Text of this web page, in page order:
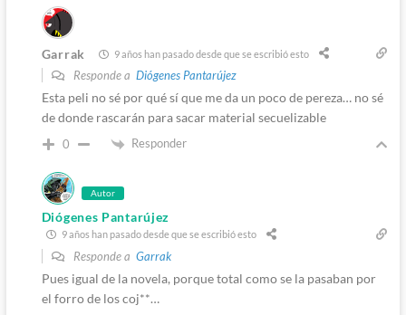
Garrak 9 años han pasado desde que se escribió esto
Responde a Diógenes Pantarújez
Esta peli no sé por qué sí que me da un poco de pereza… no sé
de donde rascarán para sacar material secuelizable
0 Responder
Autor
Diógenes Pantarújez
9 años han pasado desde que se escribió esto
Responde a Garrak
Pues igual de la novela, porque total como se la pasaban por
el forro de los coj**…